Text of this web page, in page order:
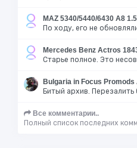
MAZ 5340/5440/6430 A8
По ходу, его не
Mercedes Benz Actros
Старье полное. Это
Bulgaria in Focus Promods
Битый архив. Перезалить
Все комментарии..
Полный список последних